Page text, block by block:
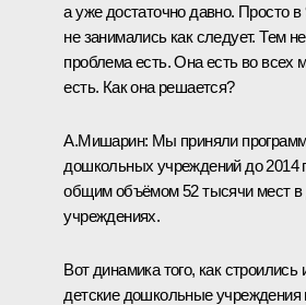
а уже достаточно давно. Просто
не занимались как следует. Тем
проблема есть. Она есть во всех
есть. Как она решается?
А.Мишарин: Мы приняли
дошкольных учреждений до 2014
общим объёмом 52 тысячи мест
учреждениях.
Вот динамика того, как
детские дошкольные